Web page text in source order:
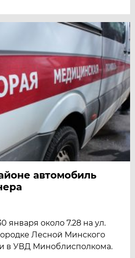
автомобиль
января около 7.28 на ул.
Лесной Минского
в УВД Миноблисполкома.